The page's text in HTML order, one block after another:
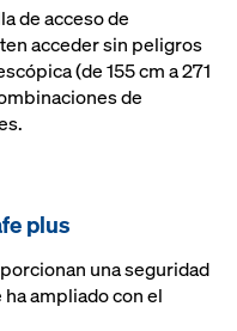
de acceso de
acceder sin peligros
(de 155 cm a 271
de
plus
una seguridad
ampliado con el